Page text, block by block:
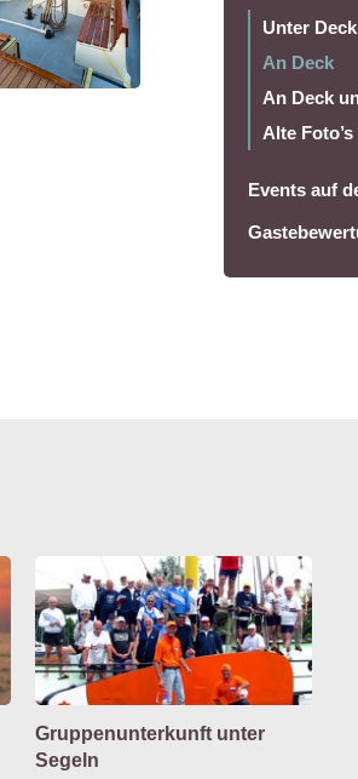
Unter Deck
An Deck
An Deck
Alte
Events auf
Gruppenunterkunft unter
Segeln